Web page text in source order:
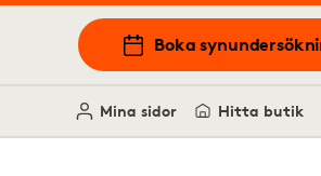
Boka
Mina sidor Hitta butik